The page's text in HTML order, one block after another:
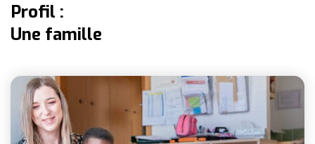
Profil :
Une famille